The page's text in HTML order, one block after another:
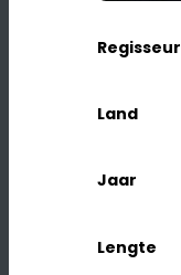
Regisseur
Land
Jaar
Lengte